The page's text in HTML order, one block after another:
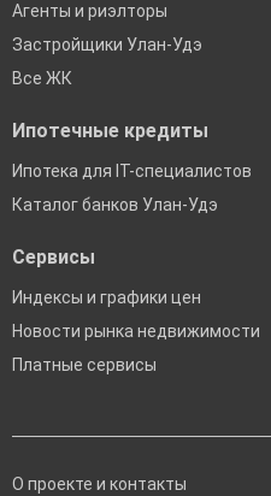
Агенты и риэлторы
Застройщики Улан-Удэ
Все ЖК
Ипотечные кредиты
Ипотека для IT-специалистов
Каталог банков Улан-Удэ
Сервисы
Индексы и графики цен
Новости рынка недвижимости
Платные сервисы
О проекте и контакты